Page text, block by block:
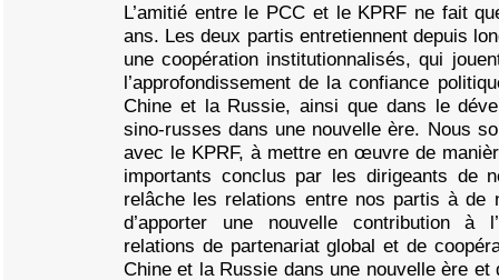
L’amitié entre le PCC et le KPRF ne fait
ans. Les deux partis entretiennent depuis
une coopération institutionnalisés, qui
l’approfondissement de la confiance
Chine et la Russie, ainsi que dans le
sino-russes dans une nouvelle ère. Nous
avec le KPRF, à mettre en œuvre de
importants conclus par les dirigeants de
relâche les relations entre nos partis à de
d’apporter une nouvelle contribution à
relations de partenariat global et de
Chine et la Russie dans une nouvelle ère et